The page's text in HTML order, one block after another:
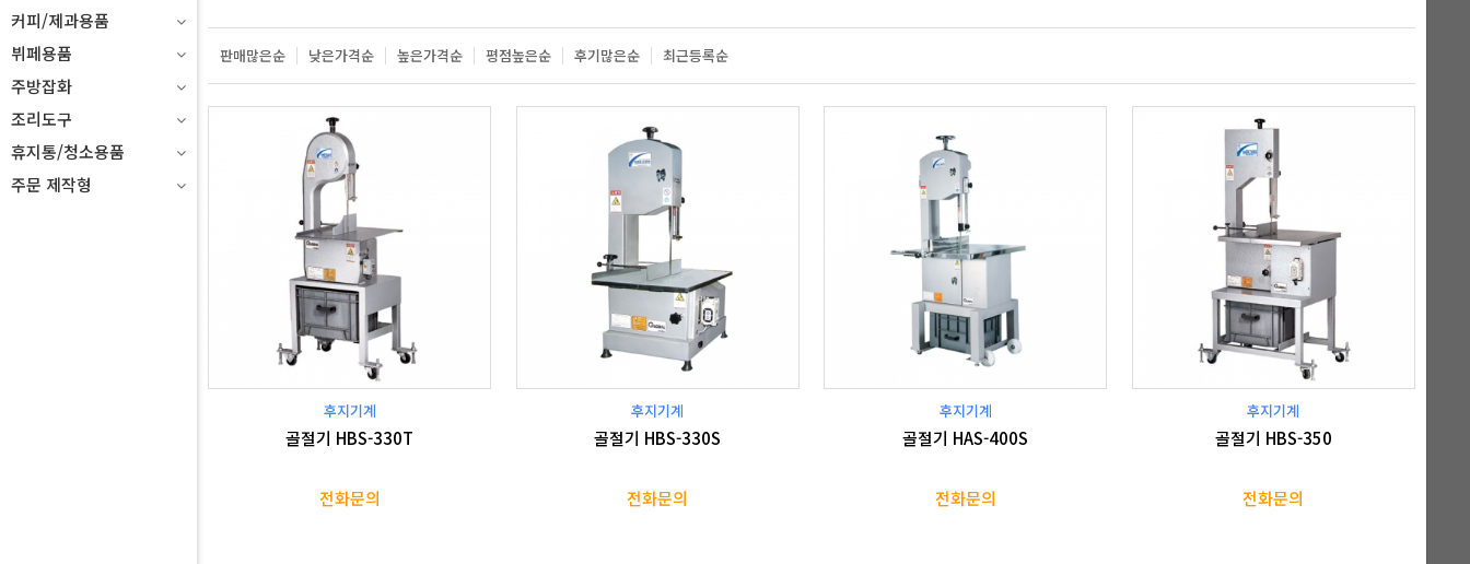
커피/제과용품
뷔페용품
주방잡화
조리도구
휴지통/청소용품
주문 제작형
판매많은순 낮은가격순 높은가격순 평점높은순 후기많은순 최근등록순
후지기계
골절기 HBS-330T
전화문의
후지기계
골절기 HBS-330S
전화문의
후지기계
골절기 HAS-400S
전화문의
후지기계
골절기 HBS-350
전화문의